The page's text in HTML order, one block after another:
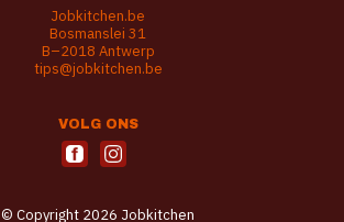
Jobkitchen.be
Bosmanslei 31
B–2018 Antwerp
tips@jobkitchen.be
VOLG ONS
© Copyright 2026 Jobkitchen